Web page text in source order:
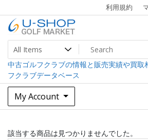
to
content
利用規約
U-SHOP Golf
中古ゴルフクラブ最大級！U-SHOPゴルフ
中古ゴルフクラブの情報と販売実績や買取
フクラブデータベース
My Account
該当する商品は見つかりませんでした。